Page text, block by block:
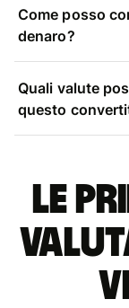
Come posso
denaro?
Quali valute
questo
Le